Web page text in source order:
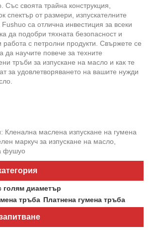
Със своята трайна конструкция,
спектър от размери, изпускателните
са отлична инвестиция за всеки
да подобри тяхната безопасност и
работа с петролни продукти. Свържете се
да научите повече за техните
тръби за изпускане на масло и как те
за удовлетворяването на вашите нужди
Кленална маслена изпускане на гумена
маркуч за изпускане на масло,
фушуо
голям диаметър
тръба Платнена гумена тръба